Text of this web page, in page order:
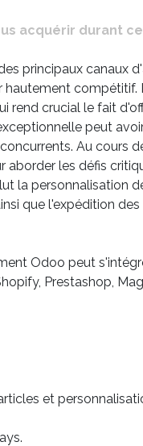
acquérir durant
principaux canaux
compétitif.
rend crucial le fait
peut
Au cours
aborder les défis
la personnalisation
que l'expédition
Odoo peut
Prestashop,
et